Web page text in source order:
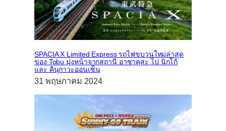
SPACIA X Limited Express รถไฟขบวนใหม่ล่าสุด
ของ Tobu มุ่งหน้าจากสถานี อาซาคุสะ ไป นิกโก้
และ คินุกาวะออนเซ็น
31 พฤษภาคม 2024